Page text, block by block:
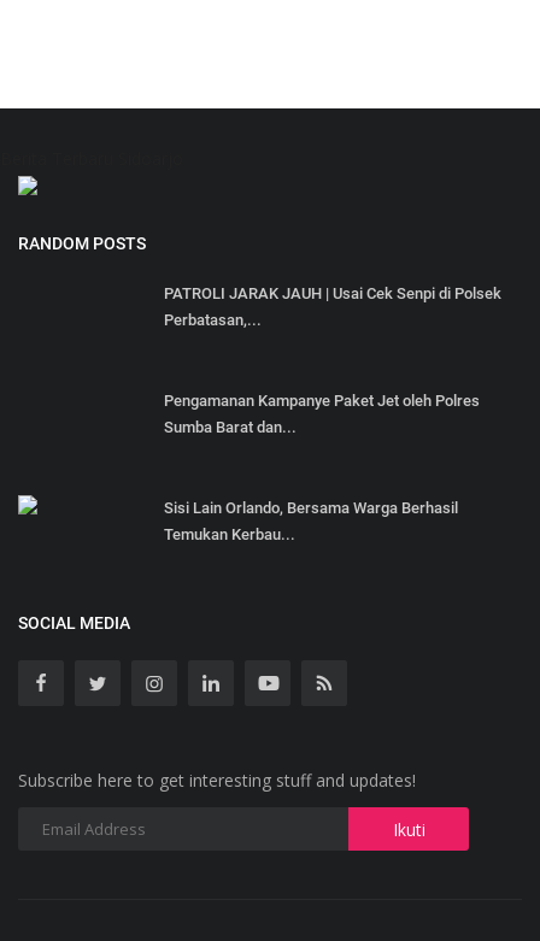
RANDOM POSTS
PATROLI JARAK JAUH | Usai Cek Senpi di Polsek
Perbatasan,...
Pengamanan Kampanye Paket Jet oleh Polres
Sumba Barat dan...
Sisi Lain Orlando, Bersama Warga Berhasil
Temukan Kerbau...
SOCIAL MEDIA
Subscribe here to get interesting stuff and updates!